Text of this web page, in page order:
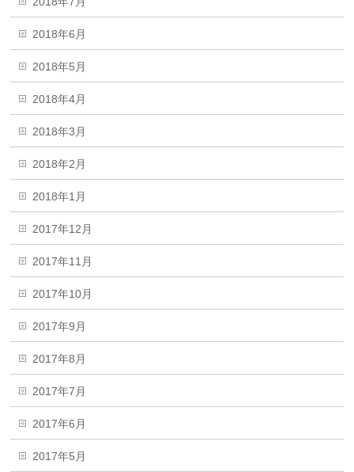
2018年6月
2018年5月
2018年4月
2018年3月
2018年2月
2018年1月
2017年12月
2017年11月
2017年10月
2017年9月
2017年8月
2017年7月
2017年6月
2017年5月